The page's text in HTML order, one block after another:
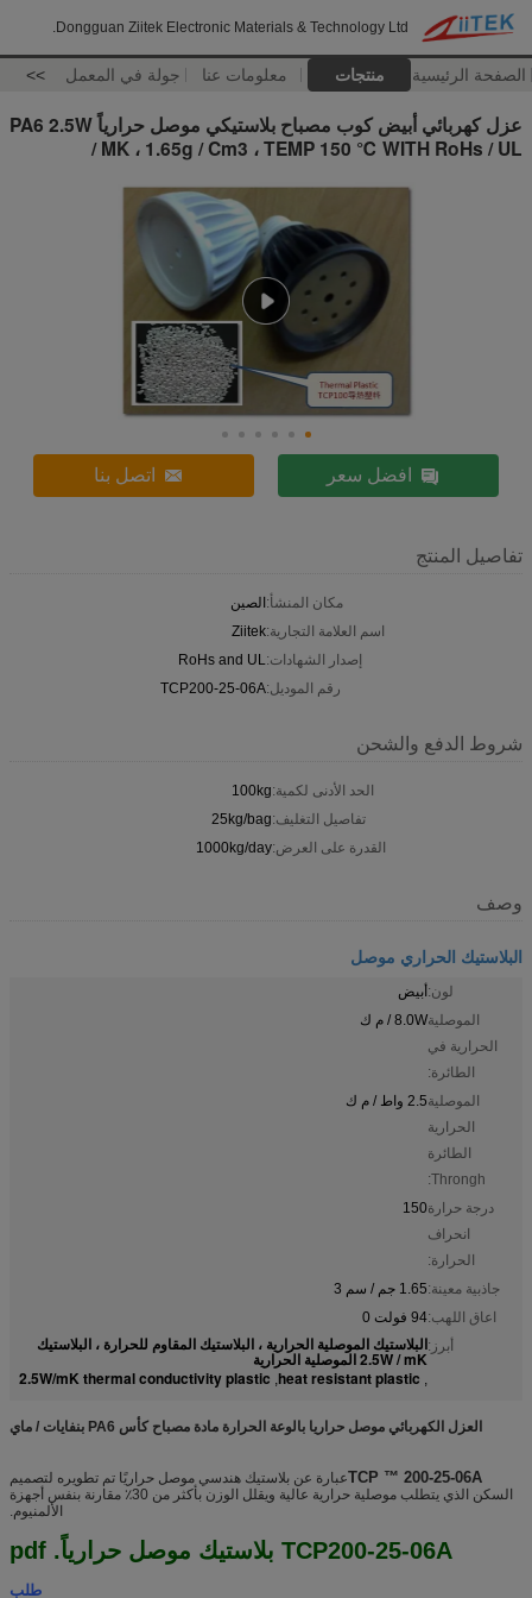
Dongguan Ziitek Electronic Materials & Technology Ltd.
الصفحة الرئيسية منتجات معلومات عنا جولة في المعمل >>
عزل كهربائي أبيض كوب مصباح بلاستيكي موصل حرارياً PA6 2.5W
/ MK ، 1.65g / Cm3 ، TEMP 150 ℃ WITH RoHs / UL
افضل سعر اتصل بنا
تفاصيل المنتج
مكان المنشأ:الصين
اسم العلامة التجارية:Ziitek
إصدار الشهادات:RoHs and UL
رقم الموديل:TCP200-25-06A
شروط الدفع والشحن
الحد الأدنى لكمية:100kg
تفاصيل التغليف:25kg/bag
القدرة على العرض:1000kg/day
وصف
البلاستيك الحراري موصل
لون:أبيض
الموصلية
الحرارية في
الطائرة:
8.0W / م ك
الموصلية
الحرارية
الطائرة
Throngh:
2.5 واط / م ك
درجة حرارة
انحراف
الحرارة:
150
جاذبية معينة:1.65 جم / سم 3
اعاق اللهب:94 فولت 0
أبرز:البلاستيك الموصلية الحرارية ، البلاستيك المقاوم للحرارة ، البلاستيك
2.5W / mK الموصلية الحرارية
,
heat resistant plastic
,
2.5W/mK thermal conductivity plastic
العزل الكهربائي موصل حراريا بالوعة الحرارة مادة مصباح كأس PA6 بنفايات / ماي
TCP ™ 200-25-06Aعبارة عن بلاستيك هندسي موصل حراريًا تم تطويره لتصميم
السكن الذي يتطلب موصلية حرارية عالية ويقلل الوزن بأكثر من 30٪ مقارنة بنفس أجهزة
الألمنيوم.
TCP200-25-06A بلاستيك موصل حرارياً. pdf
طلب